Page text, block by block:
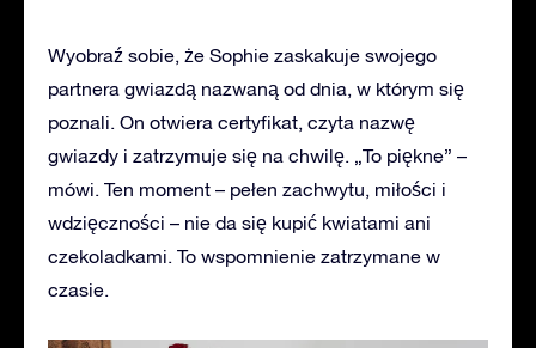
Wyobraź sobie, że Sophie zaskakuje swojego
partnera gwiazdą nazwaną od dnia, w którym się
poznali. On otwiera certyfikat, czyta nazwę
gwiazdy i zatrzymuje się na chwilę. „To piękne” –
mówi. Ten moment – pełen zachwytu, miłości i
wdzięczności – nie da się kupić kwiatami ani
czekoladkami. To wspomnienie zatrzymane w
czasie.